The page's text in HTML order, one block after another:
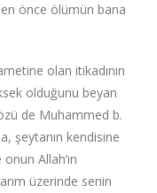
önce ölümün bana
olan itikadının
olduğunu beyan
de Muhammed b.
şeytanın kendisine
Allah’ın
üzerinde senin